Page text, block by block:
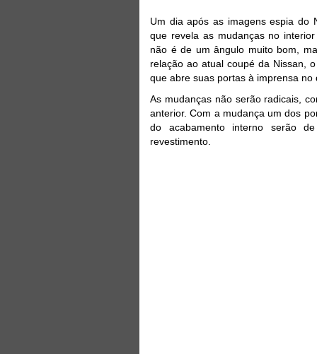
Um dia após as imagens espia do
que revela as mudanças no
não é de um ângulo muito bom,
relação ao atual coupé da Nissan,
que abre suas portas à imprensa no
As mudanças não serão radicais,
anterior. Com a mudança um dos
do acabamento interno serão
revestimento.